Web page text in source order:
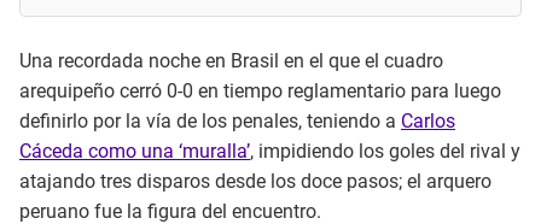
Una recordada noche en Brasil en el que el cuadro
arequipeño cerró 0-0 en tiempo reglamentario para luego
definirlo por la vía de los penales, teniendo a Carlos
Cáceda como una ‘muralla’, impidiendo los goles del rival y
atajando tres disparos desde los doce pasos; el arquero
peruano fue la figura del encuentro.